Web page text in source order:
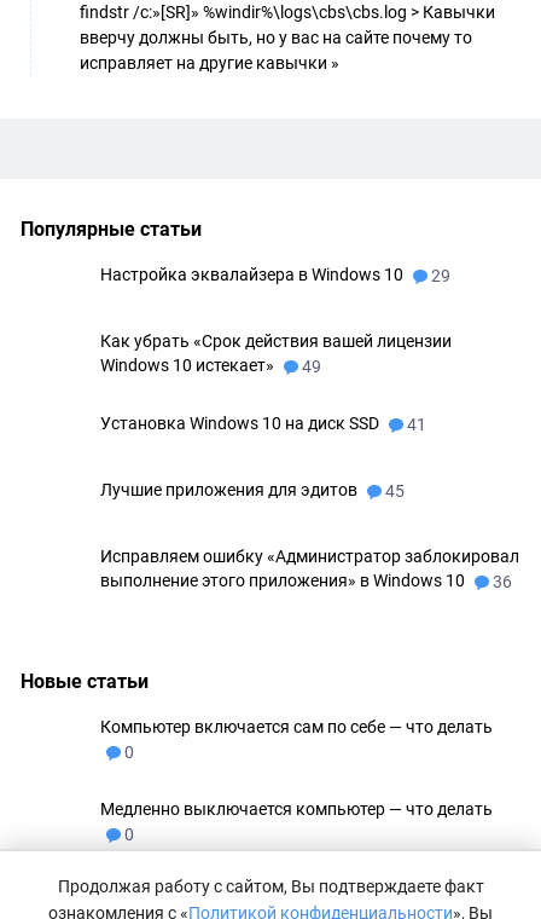
Популярные статьи
Настройка эквалайзера в Windows 10 29
Как убрать «Срок действия вашей лицензии
Windows 10 истекает»
49
Установка Windows 10 на диск SSD 41
Лучшие приложения для эдитов 45
Исправляем ошибку «Администратор заблокировал
выполнение этого приложения» в Windows 10
36
Новые статьи
Компьютер включается сам по себе — что делать
0
Медленно выключается компьютер — что делать
0
Не удаляются файлы с флешки 0
findstr /c:»[SR]» %windir%\logs\cbs\cbs.log > Кавычки
вверчу должны быть, но у вас на сайте почему то
исправляет на другие кавычки »
Продолжая работу с сайтом, Вы подтверждаете факт
ознакомления с «Политикой конфиденциальности», Вы